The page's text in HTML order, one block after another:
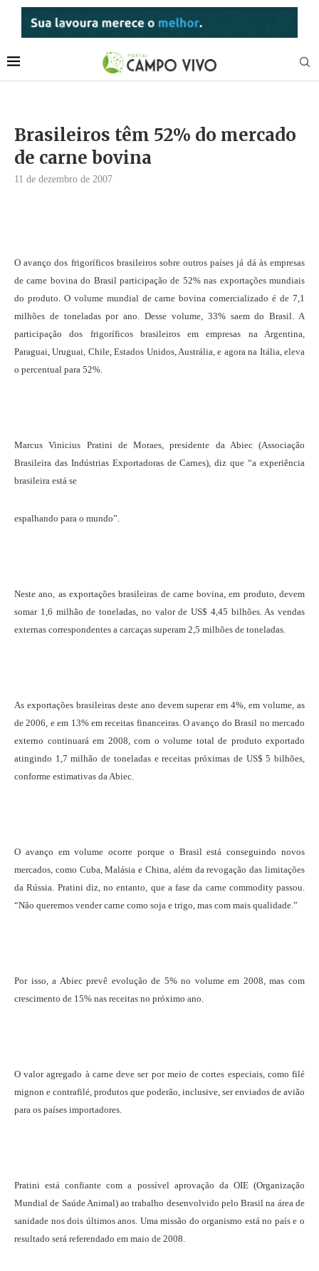
Brasileiros têm 52% do mercado
de carne bovina
11 de dezembro de 2007
O avanço dos frigoríficos brasileiros sobre outros países já dá às empresas
de carne bovina do Brasil participação de 52% nas exportações mundiais
do produto. O volume mundial de carne bovina comercializado é de 7,1
milhões de toneladas por ano. Desse volume, 33% saem do Brasil. A
participação dos frigoríficos brasileiros em empresas na Argentina,
Paraguai, Uruguai, Chile, Estados Unidos, Austrália, e agora na Itália, eleva
o percentual para 52%.
Marcus Vinicius Pratini de Moraes, presidente da Abiec (Associação
Brasileira das Indústrias Exportadoras de Carnes), diz que “a experiência
brasileira está se
espalhando para o mundo”.
Neste ano, as exportações brasileiras de carne bovina, em produto, devem
somar 1,6 milhão de toneladas, no valor de US$ 4,45 bilhões. As vendas
externas correspondentes a carcaças superam 2,5 milhões de toneladas.
As exportações brasileiras deste ano devem superar em 4%, em volume, as
de 2006, e em 13% em receitas financeiras. O avanço do Brasil no mercado
externo continuará em 2008, com o volume total de produto exportado
atingindo 1,7 milhão de toneladas e receitas próximas de US$ 5 bilhões,
conforme estimativas da Abiec.
O avanço em volume ocorre porque o Brasil está conseguindo novos
mercados, como Cuba, Malásia e China, além da revogação das limitações
da Rússia. Pratini diz, no entanto, que a fase da carne commodity passou.
“Não queremos vender carne como soja e trigo, mas com mais qualidade.”
Por isso, a Abiec prevê evolução de 5% no volume em 2008, mas com
crescimento de 15% nas receitas no próximo ano.
O valor agregado à carne deve ser por meio de cortes especiais, como filé
mignon e contrafilé, produtos que poderão, inclusive, ser enviados de avião
para os países importadores.
Pratini está confiante com a possível aprovação da OIE (Organização
Mundial de Saúde Animal) ao trabalho desenvolvido pelo Brasil na área de
sanidade nos dois últimos anos. Uma missão do organismo está no país e o
resultado será referendado em maio de 2008.